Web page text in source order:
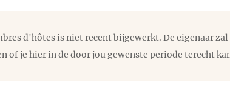
d'hôtes is niet recent bijgewerkt. De eigenaar zal
of je hier in de door jou gewenste periode terecht